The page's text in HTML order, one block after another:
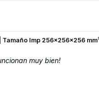
Imp 256×256×256
muy bien!